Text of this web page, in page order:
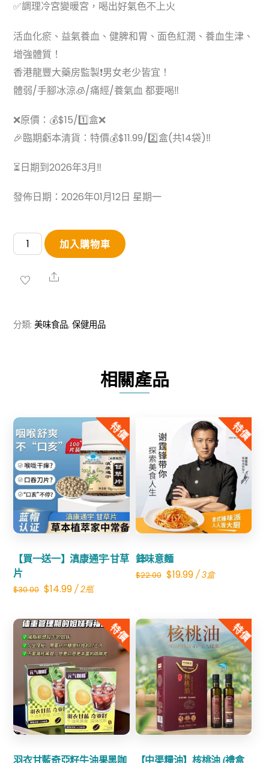
✅調理冷宮變暖宮，喝出好氣色不上火
活血化瘀、益氣養血、健脾和胃、面色紅潤、養血生津、
增強體質！
香港龍豐大藥房監製❗️男女老少皆宜！
體弱/手腳冰涼🧊/痛經/養氣血 都要喝‼
❌原價：💰$15/1️⃣盒❌
🎉臨期虧本清貨：特價💰$11.99/2️⃣盒(共14袋)‼️
⏳日期到2026年3月‼
發佈日期：2026年01月12日 星期一
【臨
期
清
價】
紅
花
紅
參
飲
數
量
加入購物車
Share
分類:美味食品,保健用品
相關產品
特價
【買一送一】滇康通宇·甘草
片
$30.00 Original
was:
$30.00.
$14.99Current
is:
$14.99.
/ 2瓶
Share
特價
鋒味意麵
$22.00 Original
$22.00.
$19.99Current
$19.99.
/ 3盒
Share
特價
羽衣甘藍奇亞籽牛油果黑咖
Share
特價
【中渠糧油】核桃油 (禮盒
Share